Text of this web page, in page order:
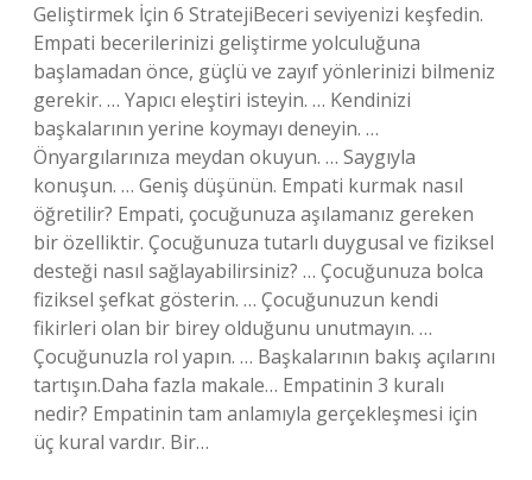
Geliştirmek İçin 6 StratejiBeceri seviyenizi keşfedin.
Empati becerilerinizi geliştirme yolculuğuna
başlamadan önce, güçlü ve zayıf yönlerinizi bilmeniz
gerekir. … Yapıcı eleştiri isteyin. … Kendinizi
başkalarının yerine koymayı deneyin. …
Önyargılarınıza meydan okuyun. … Saygıyla
konuşun. … Geniş düşünün. Empati kurmak nasıl
öğretilir? Empati, çocuğunuza aşılamanız gereken
bir özelliktir. Çocuğunuza tutarlı duygusal ve fiziksel
desteği nasıl sağlayabilirsiniz? … Çocuğunuza bolca
fiziksel şefkat gösterin. … Çocuğunuzun kendi
fikirleri olan bir birey olduğunu unutmayın. …
Çocuğunuzla rol yapın. … Başkalarının bakış açılarını
tartışın.Daha fazla makale… Empatinin 3 kuralı
nedir? Empatinin tam anlamıyla gerçekleşmesi için
üç kural vardır. Bir…